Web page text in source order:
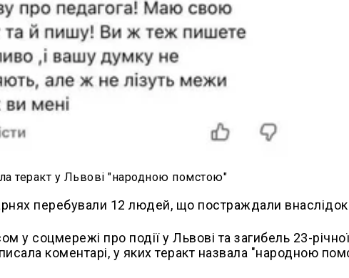
теракт у Львові "народною помстою"
перебували 12 людей, що постраждали внаслідок
у соцмережі про події у Львові та загибель 23-
коментарі, у яких теракт назвала "народною